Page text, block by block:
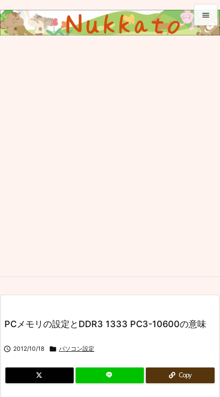


PCメモリの設定とDDR3 1333 PC3-10600の意味
 2012/10/18  パソコン設定
Copy